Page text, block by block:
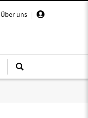
Über uns |